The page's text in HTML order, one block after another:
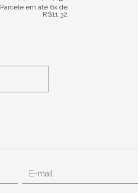
Parcele em até 6x de
R$11,32